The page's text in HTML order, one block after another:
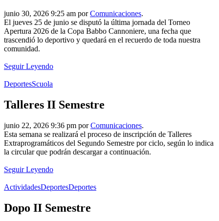
junio 30, 2026 9:25 am porComunicaciones.
El jueves 25 de junio se disputó la última jornada del Torneo
Apertura 2026 de la Copa Babbo Cannoniere, una fecha que
trascendió lo deportivo y quedará en el recuerdo de toda nuestra
comunidad.
Seguir Leyendo
DeportesScuola
Talleres II Semestre
junio 22, 2026 9:36 pm porComunicaciones.
Esta semana se realizará el proceso de inscripción de Talleres
Extraprogramáticos del Segundo Semestre por ciclo, según lo indica
la circular que podrán descargar a continuación.
Seguir Leyendo
ActividadesDeportesDeportes
Dopo II Semestre